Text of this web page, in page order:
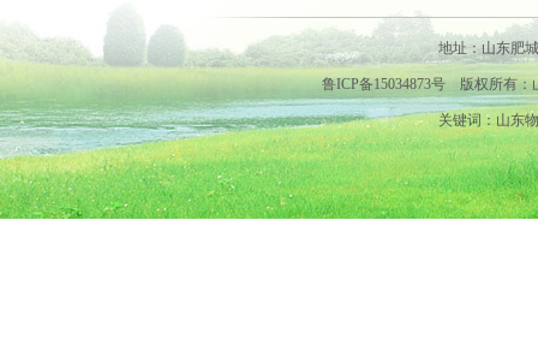
地址：山东肥
鲁ICP备15034873号 版权所有
关键词：山东